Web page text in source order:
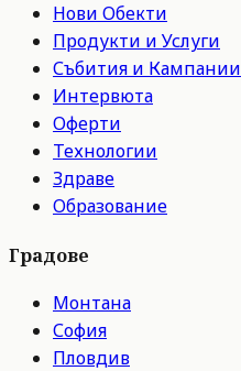
Нови Обекти
Продукти и Услуги
Събития и Кампании
Интервюта
Оферти
Технологии
Здраве
Образование
Градове
Монтана
София
Пловдив